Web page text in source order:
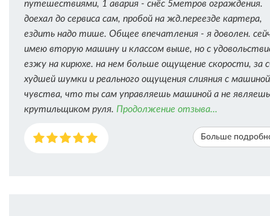
путешествиями, 1 авария - снёс 5метров ограждения.
доехал до сервиса сам, пробой на жд.переезде картера,
ездить надо тише. Общее впечатления - я доволен.
имею вторую машину и классом выше, но с
езжу на кирюхе. на нем больше ощущение скорости, за
худшей шумки и реального ощущения слияния с
чувства, что ты сам управляешь машиной а не
крутильщиком руля. Продолжение отзыва...
Больше